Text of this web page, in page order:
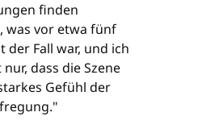
finden
was vor etwa fünf
der Fall war, und ich
dass die Szene
Gefühl der